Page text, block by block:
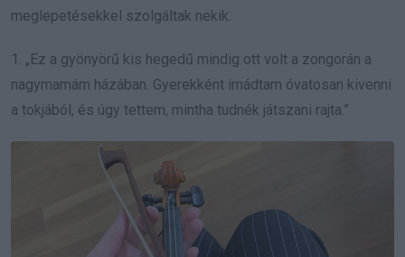
meglepetésekkel szolgáltak nekik.
1. „Ez a gyönyörű kis hegedű mindig ott volt a zongorán a
nagymamám házában. Gyerekként imádtam óvatosan kivenni
a tokjából, és úgy tettem, mintha tudnék játszani rajta.”